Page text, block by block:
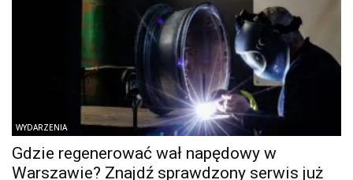
WYDARZENIA
Gdzie regenerować wał napędowy w
Warszawie? Znajdź sprawdzony serwis już